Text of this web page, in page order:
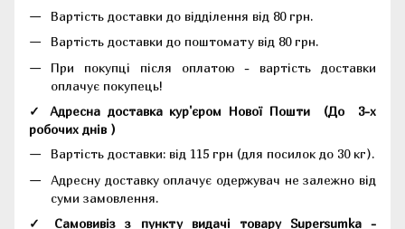
Вартість доставки до відділення від 80 грн.
Вартість доставки до поштомату від 80 грн.
При покупці після оплатою - вартість доставки
оплачує покупець!
✓ Адресна доставка кур'єром Нової Пошти (До 3-х
робочих днів )
Вартість доставки: від 115 грн (для посилок до 30 кг).
Адресну доставку оплачує одержувач не залежно від
суми замовлення.
✓ Самовивіз з пункту видачі товару Supersumka -